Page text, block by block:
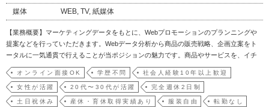
媒体
WEB, TV, 紙媒体
【業務概要】マーケティングデータをもとに、Webプロモーションのプランニングや
提案などを行っていただきます。Webデータ分析から商品の販売戦略、企画立案をト
ータルに一気通貫で行えることが当ポジションの魅力です。商品やサービスを、イチ
から育てていくことが可能で、化粧品、健康食品、大手製薬会社、大手スポーツメー
カー、大手飲料メーカー、次世代ロボット開発支援、スポーツジム、住宅メーカー、
ペットサプリ等、…
オンライン面接OK 学歴不問 社会人経験10年以上歓迎
女性が活躍 20代〜30代が活躍 完全週休2日制
土日祝休み 産休・育休取得実績あり 服装自由 転勤なし